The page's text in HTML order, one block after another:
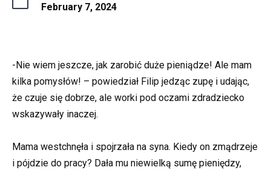
February 7, 2024
-Nie wiem jeszcze, jak zarobić duże pieniądze! Ale mam
kilka pomysłów! – powiedział Filip jedząc zupę i udając,
że czuje się dobrze, ale worki pod oczami zdradziecko
wskazywały inaczej.
Mama westchnęła i spojrzała na syna. Kiedy on zmądrzeje
i pójdzie do pracy? Dała mu niewielką sumę pieniędzy,